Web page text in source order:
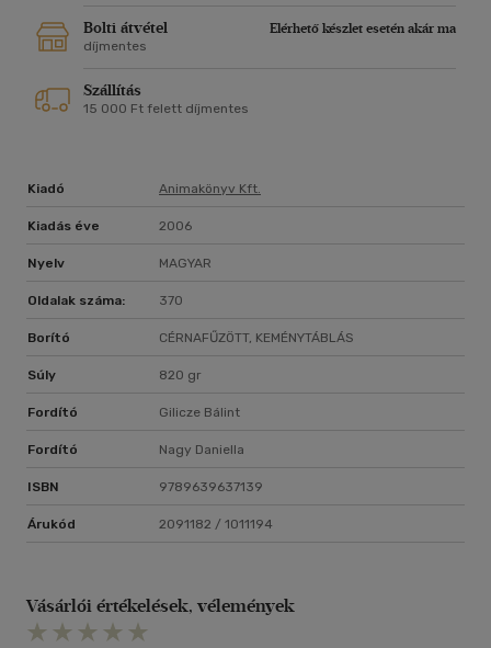
Bolti átvétel
Elérhető készlet esetén akár ma
díjmentes
Szállítás
15 000 Ft felett díjmentes
Kiadó Animakönyv Kft.
Kiadás éve 2006
Nyelv MAGYAR
Oldalak száma: 370
Borító CÉRNAFŰZÖTT, KEMÉNYTÁBLÁS
Súly 820 gr
Fordító Gilicze Bálint
Fordító Nagy Daniella
ISBN 9789639637139
Árukód 2091182 / 1011194
Vásárlói értékelések, vélemények